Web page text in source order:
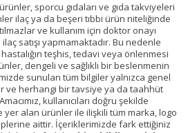
sporcu gıdaları ve gıda takviyeleri
ilaç ya da beşeri tıbbi ürün niteliğinde
ve kullanım için doktor onayı
satışı yapmamaktadır. Bu nedenle
teşhis, tedavi veya önlenmesi
dengeli ve sağlıklı bir beslenmenin
sunulan tüm bilgiler yalnızca genel
ve herhangi bir tavsiye ya da taahhüt
kullanıcıları doğru şekilde
alan ürünler ile ilişkili tüm marka, logo
aittir. İçeriklerimizde fark ettiğiniz